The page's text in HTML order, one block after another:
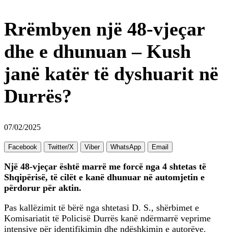
Rrëmbyen një 48-vjeçar
dhe e dhunuan – Kush
janë katër të dyshuarit në
Durrës?
07/02/2025
Facebook Twitter/X Viber WhatsApp Email
Një 48-vjeçar është marrë me forcë nga 4 shtetas të
Shqipërisë, të cilët e kanë dhunuar në automjetin e
përdorur për aktin.
Pas kallëzimit të bërë nga shtetasi D. S., shërbimet e
Komisariatit të Policisë Durrës kanë ndërmarrë veprime
intensive për identifikimin dhe ndëshkimin e autorëve.